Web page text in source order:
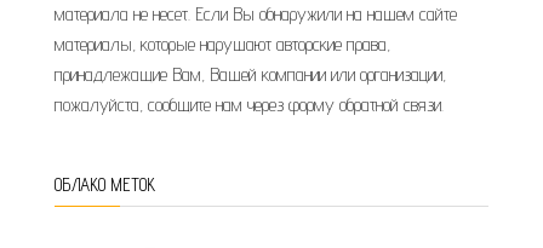
материала не несет. Если Вы обнаружили на нашем сайте
материалы, которые нарушают авторские права,
принадлежащие Вам, Вашей компании или организации,
пожалуйста, сообщите нам через форму обратной связи.
ОБЛАКО МЕТОК